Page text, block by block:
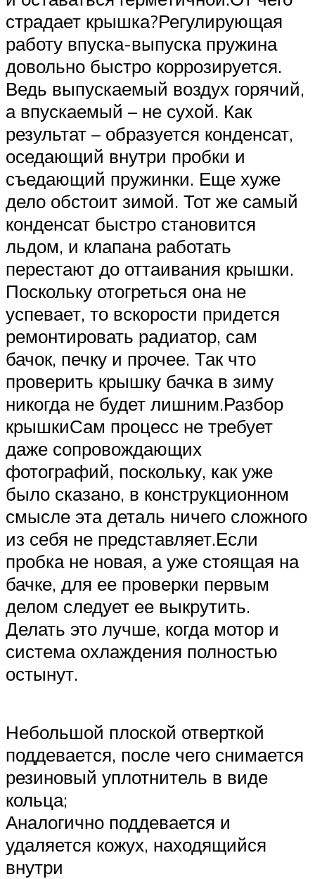
страдает крышка?Регулирующая
работу впуска-выпуска пружина
довольно быстро коррозируется.
Ведь выпускаемый воздух горячий,
а впускаемый – не сухой. Как
результат – образуется конденсат,
оседающий внутри пробки и
съедающий пружинки. Еще хуже
дело обстоит зимой. Тот же самый
конденсат быстро становится
льдом, и клапана работать
перестают до оттаивания крышки.
Поскольку отогреться она не
успевает, то вскорости придется
ремонтировать радиатор, сам
бачок, печку и прочее. Так что
проверить крышку бачка в зиму
никогда не будет лишним.Разбор
крышкиСам процесс не требует
даже сопровождающих
фотографий, поскольку, как уже
было сказано, в конструкционном
смысле эта деталь ничего сложного
из себя не представляет.Если
пробка не новая, а уже стоящая на
бачке, для ее проверки первым
делом следует ее выкрутить.
Делать это лучше, когда мотор и
система охлаждения полностью
остынут.
Небольшой плоской отверткой
поддевается, после чего снимается
резиновый уплотнитель в виде
кольца;
Аналогично поддевается и
удаляется кожух, находящийся
внутри